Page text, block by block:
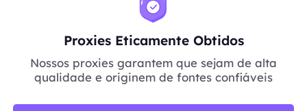
Proxies Eticamente Obtidos
Nossos proxies garantem que sejam de alta
qualidade e originem de fontes confiáveis